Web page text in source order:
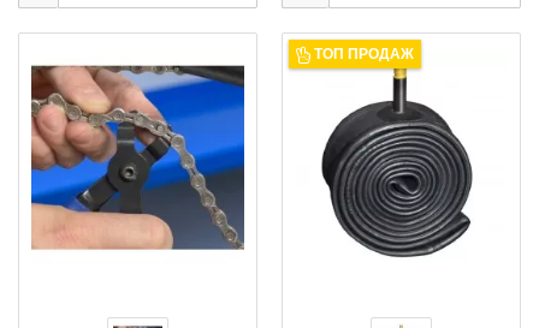
ТОП ПРОДАЖ